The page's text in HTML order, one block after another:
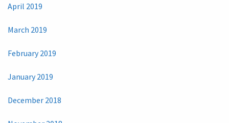
April 2019
March 2019
February 2019
January 2019
December 2018